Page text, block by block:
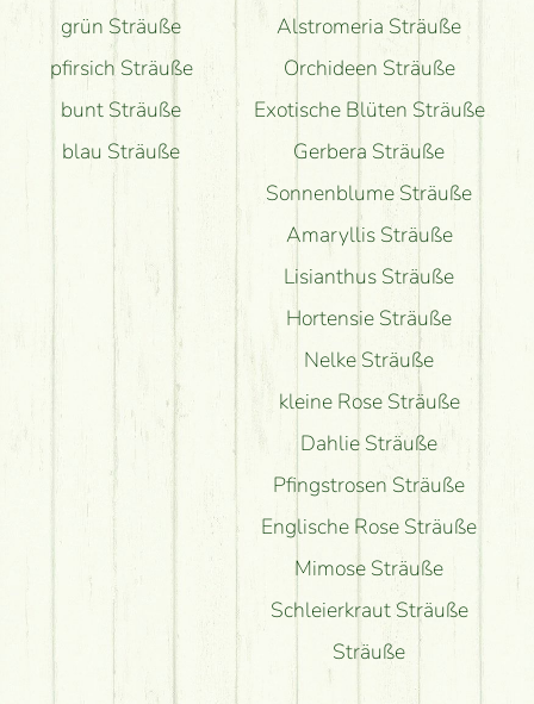
grün Sträuße
pfirsich Sträuße
bunt Sträuße
blau Sträuße
Alstromeria Sträuße
Orchideen Sträuße
Exotische Blüten Sträuße
Gerbera Sträuße
Sonnenblume Sträuße
Amaryllis Sträuße
Lisianthus Sträuße
Hortensie Sträuße
Nelke Sträuße
kleine Rose Sträuße
Dahlie Sträuße
Pfingstrosen Sträuße
Englische Rose Sträuße
Mimose Sträuße
Schleierkraut Sträuße
Sträuße